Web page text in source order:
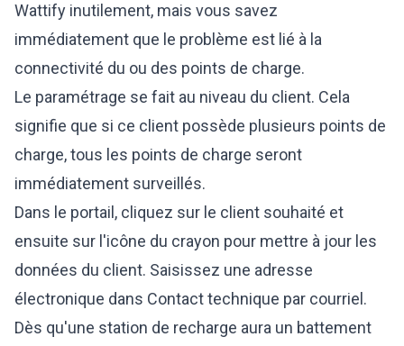
Wattify inutilement, mais vous savez
immédiatement que le problème est lié à la
connectivité du ou des points de charge.
Le paramétrage se fait au niveau du client. Cela
signifie que si ce client possède plusieurs points de
charge, tous les points de charge seront
immédiatement surveillés.
Dans le portail, cliquez sur le client souhaité et
ensuite sur l'icône du crayon pour mettre à jour les
données du client. Saisissez une adresse
électronique dans Contact technique par courriel.
Dès qu'une station de recharge aura un battement